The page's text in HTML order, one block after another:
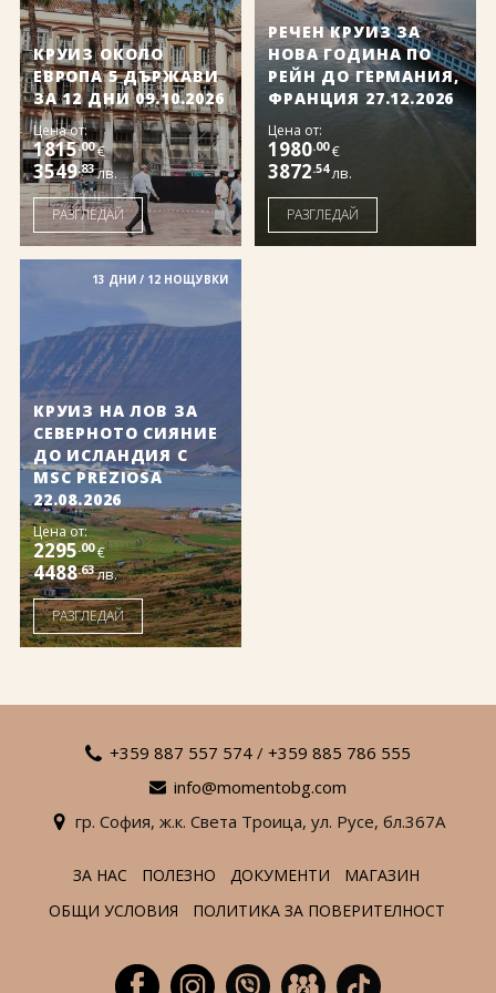
КРУИЗ ОКОЛО
ЕВРОПА 5 ДЪРЖАВИ
ЗА 12 ДНИ 09.10.2026
Цена от:
1815.00 €
3549.83 лв.
РАЗГЛЕДАЙ
РЕЧЕН КРУИЗ ЗА
НОВА ГОДИНА ПО
РЕЙН ДО ГЕРМАНИЯ,
ФРАНЦИЯ 27.12.2026
Цена от:
1980.00 €
3872.54 лв.
РАЗГЛЕДАЙ
13 ДНИ / 12 НОЩУВКИ
КРУИЗ НА ЛОВ ЗА
СЕВЕРНОТО СИЯНИЕ
ДО ИСЛАНДИЯ С
MSC PREZIOSA
22.08.2026
Цена от:
2295.00 €
4488.63 лв.
РАЗГЛЕДАЙ
+359 887 557 574 / +359 885 786 555
info@momentobg.com
гр. София, ж.к. Света Троица, ул. Русе, бл.367А
ЗА НАС ПОЛЕЗНО ДОКУМЕНТИ
МАГАЗИН
ОБЩИ УСЛОВИЯ
ПОЛИТИКА ЗА ПОВЕРИТЕЛНОСТ